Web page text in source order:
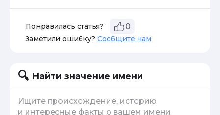
Понравилась статья? 0
Заметили ошибку? Сообщите нам
Найти значение имени
Ищите происхождение, историю
и интересные факты о вашем имени